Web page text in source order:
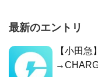
最新のエントリ
【小田